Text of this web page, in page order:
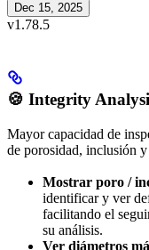
Dec 15, 2025
v1.78.5
🍪 Integrity
Mayor capacidad de
de porosidad, inclusión y
Mostrar poro /
identificar y ver
facilitando el
su análisis.
Ver diámetros